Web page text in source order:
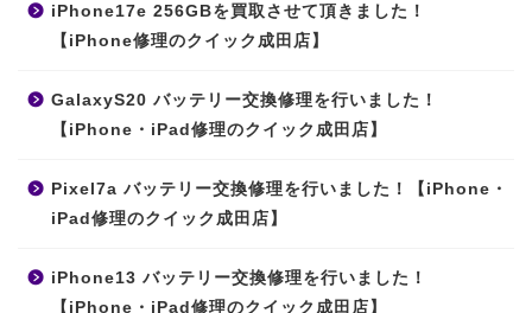
iPhone17e 256GBを買取させて頂きました！
【iPhone修理のクイック成田店】
GalaxyS20 バッテリー交換修理を行いました！
【iPhone・iPad修理のクイック成田店】
Pixel7a バッテリー交換修理を行いました！【iPhone・
iPad修理のクイック成田店】
iPhone13 バッテリー交換修理を行いました！
【iPhone・iPad修理のクイック成田店】